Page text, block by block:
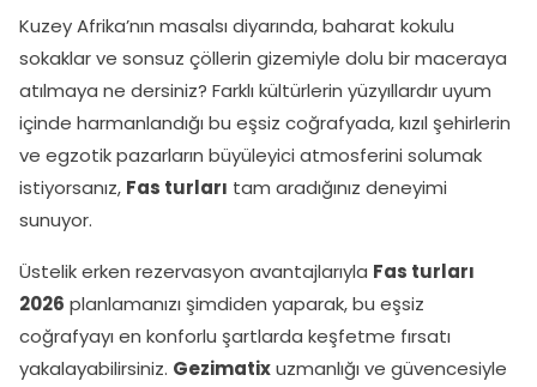
Kuzey Afrika’nın masalsı diyarında, baharat kokulu
sokaklar ve sonsuz çöllerin gizemiyle dolu bir maceraya
atılmaya ne dersiniz? Farklı kültürlerin yüzyıllardır uyum
içinde harmanlandığı bu eşsiz coğrafyada, kızıl şehirlerin
ve egzotik pazarların büyüleyici atmosferini solumak
istiyorsanız, Fas turları tam aradığınız deneyimi
sunuyor.
Üstelik erken rezervasyon avantajlarıyla Fas turları
2026 planlamanızı şimdiden yaparak, bu eşsiz
coğrafyayı en konforlu şartlarda keşfetme fırsatı
yakalayabilirsiniz. Gezimatixuzmanlığı ve güvencesiyle